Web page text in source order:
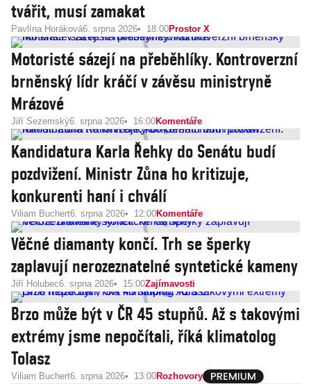
tvářit, musí zamakat
Pavlína Horáková6. srpna 2026 18:00Prostor X
Motoristé sázejí na přeběhlíky. Kontroverzní
brněnský lídr kráčí v závěsu ministryně
Mrázové
Jiří Sezemský6. srpna 2026 16:00Komentáře
Kandidatura Karla Řehky do Senátu budí
pozdvižení. Ministr Zůna ho kritizuje,
konkurenti haní i chválí
Viliam Buchert6. srpna 2026 12:00Komentáře
Věčné diamanty končí. Trh se šperky
zaplavují nerozeznatelné syntetické kameny
Jiří Holubec6. srpna 2026 15:00Zajímavosti
Brzo může být v ČR 45 stupňů. Až s takovými
extrémy jsme nepočítali, říká klimatolog
Tolasz
Viliam Buchert6. srpna 2026 13:00Rozhovory